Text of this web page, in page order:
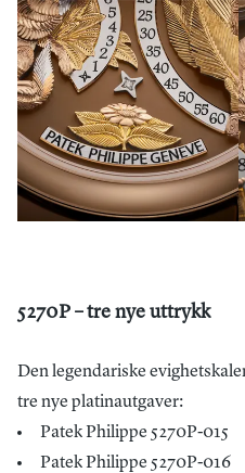
5270P – tre nye uttrykk
Den legendariske
tre nye platinautgaver:
Patek Philippe 5270P-015
Patek Philippe 5270P-016